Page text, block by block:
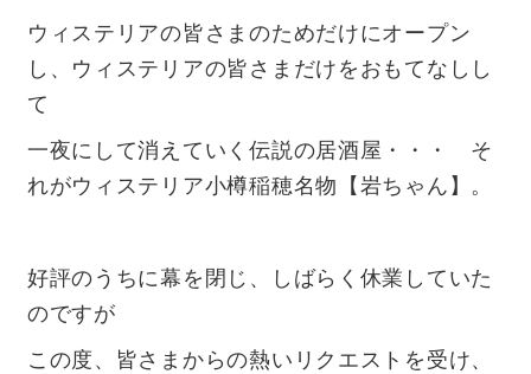
Instagramで最新情報をチェック！
ウィステリアの皆さまのためだけにオープン
し、ウィステリアの皆さまだけをおもてなしし
て
一夜にして消えていく伝説の居酒屋・・・ そ
れがウィステリア小樽稲穂名物【岩ちゃん】。
好評のうちに幕を閉じ、しばらく休業していた
のですが
この度、皆さまからの熱いリクエストを受け、